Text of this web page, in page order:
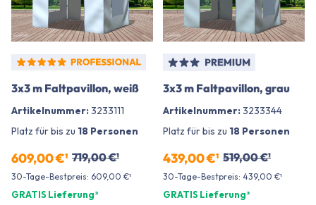
3x3 m Faltpavillon, weiß
Artikelnummer:3233111
Platz für bis zu 18 Personen
609,00 €¹ 719,00 €¹
30-Tage-Bestpreis: 609,00 €¹
GRATIS Lieferung²
3x3 m Faltpavillon, grau
Artikelnummer:3233344
Platz für bis zu 18 Personen
439,00 €¹ 519,00 €¹
30-Tage-Bestpreis: 439,00 €¹
GRATIS Lieferung²